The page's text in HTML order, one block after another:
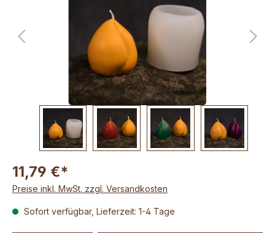
11,79 €*
Preise inkl. MwSt. zzgl. Versandkosten
Sofort verfügbar, Lieferzeit: 1-4 Tage